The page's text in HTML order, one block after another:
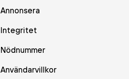
Annonsera
Integritet
Nödnummer
Användarvillkor